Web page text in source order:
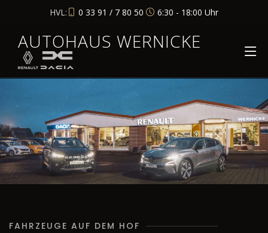
HVL: 0 33 91 / 7 80 50 6:30 - 18:00 Uhr
AUTOHAUS WERNICKE
FAHRZEUGE AUF DEM HOF